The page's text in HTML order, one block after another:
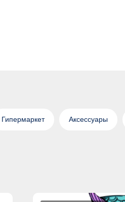
Гипермаркет Аксессуары